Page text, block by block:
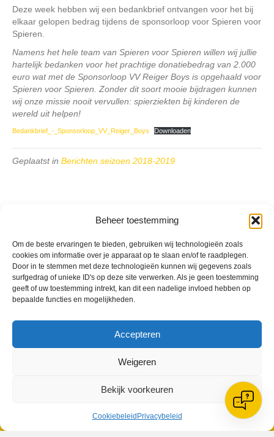
Beheer toestemming
Om de beste ervaringen te bieden, gebruiken wij technologieën zoals
cookies om informatie over je apparaat op te slaan en/of te raadplegen.
Door in te stemmen met deze technologieën kunnen wij gegevens zoals
surfgedrag of unieke ID's op deze site verwerken. Als je geen toestemming
geeft of uw toestemming intrekt, kan dit een nadelige invloed hebben op
bepaalde functies en mogelijkheden.
Accepteren
Weigeren
Bekijk voorkeuren
Cookiebeleid Privacybeleid
Deze week hebben wij een bedankbrief ontvangen voor het bij
elkaar gelopen bedrag tijdens de sponsorloop voor Spieren voor
Spieren.
Namens het hele team van Spieren voor Spieren willen wij jullie
hartelijk bedanken voor het prachtige donatiebedrag van 2.000
euro wat met de Sponsorloop VV Reiger Boys is opgehaald voor
Spieren voor Spieren. Zonder dit soort mooie bijdragen kunnen
wij onze missie nooit vervullen: spierziekten bij kinderen de
wereld uit helpen!
Bedankbrief_-_Sponsorloop_VV_Reiger_Boys Downloaden
Geplaatst in Berichten seizoen 2018-2019
VV Reiger Boys
De Wending, Lotte Beesedijk 1
1705 NA Heerhugowaard
Google maps route
Reglementen